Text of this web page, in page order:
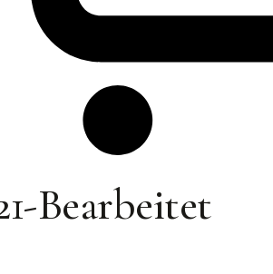
Bearbeitet